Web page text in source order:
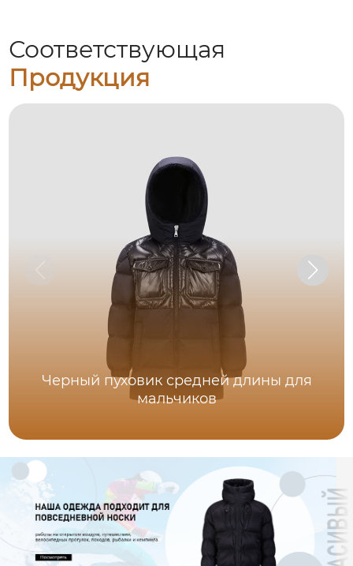
Соответствующая
Продукция
Черный пуховик средней длины для
мальчиков